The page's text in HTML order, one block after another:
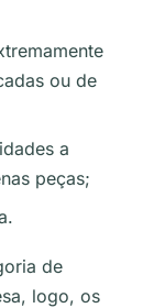
ou de
a
peças;
de
logo, os